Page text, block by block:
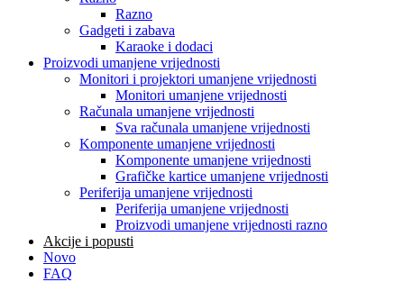
Razno
Gadgeti i zabava
Karaoke i dodaci
Proizvodi umanjene vrijednosti
Monitori i projektori umanjene vrijednosti
Monitori umanjene vrijednosti
Računala umanjene vrijednosti
Sva računala umanjene vrijednosti
Komponente umanjene vrijednosti
Komponente umanjene vrijednosti
Grafičke kartice umanjene vrijednosti
Periferija umanjene vrijednosti
Periferija umanjene vrijednosti
Proizvodi umanjene vrijednosti razno
Akcije i popusti
Novo
FAQ